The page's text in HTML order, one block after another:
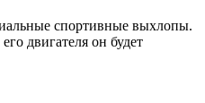
спортивные выхлопы.
двигателя он будет